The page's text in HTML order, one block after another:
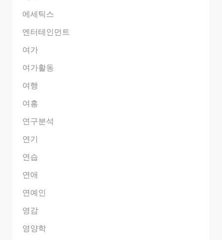
에세틱스
엔터테인먼트
여가
여가활동
여행
여흥
연구분석
연기
연습
연애
연예인
영감
영양학